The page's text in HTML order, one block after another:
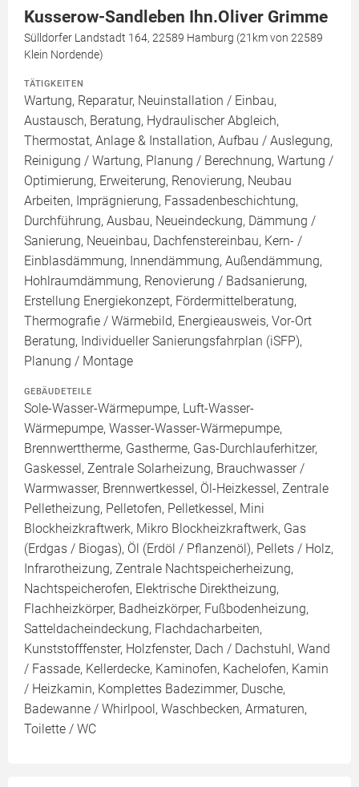
Kusserow-Sandleben Ihn.Oliver Grimme
Sülldorfer Landstadt 164, 22589 Hamburg (21km von 22589
Klein Nordende)
TÄTIGKEITEN
Wartung, Reparatur, Neuinstallation / Einbau,
Austausch, Beratung, Hydraulischer Abgleich,
Thermostat, Anlage & Installation, Aufbau / Auslegung,
Reinigung / Wartung, Planung / Berechnung, Wartung /
Optimierung, Erweiterung, Renovierung, Neubau
Arbeiten, Imprägnierung, Fassadenbeschichtung,
Durchführung, Ausbau, Neueindeckung, Dämmung /
Sanierung, Neueinbau, Dachfenstereinbau, Kern- /
Einblasdämmung, Innendämmung, Außendämmung,
Hohlraumdämmung, Renovierung / Badsanierung,
Erstellung Energiekonzept, Fördermittelberatung,
Thermografie / Wärmebild, Energieausweis, Vor-Ort
Beratung, Individueller Sanierungsfahrplan (iSFP),
Planung / Montage
GEBÄUDETEILE
Sole-Wasser-Wärmepumpe, Luft-Wasser-
Wärmepumpe, Wasser-Wasser-Wärmepumpe,
Brennwerttherme, Gastherme, Gas-Durchlauferhitzer,
Gaskessel, Zentrale Solarheizung, Brauchwasser /
Warmwasser, Brennwertkessel, Öl-Heizkessel, Zentrale
Pelletheizung, Pelletofen, Pelletkessel, Mini
Blockheizkraftwerk, Mikro Blockheizkraftwerk, Gas
(Erdgas / Biogas), Öl (Erdöl / Pflanzenöl), Pellets / Holz,
Infrarotheizung, Zentrale Nachtspeicherheizung,
Nachtspeicherofen, Elektrische Direktheizung,
Flachheizkörper, Badheizkörper, Fußbodenheizung,
Satteldacheindeckung, Flachdacharbeiten,
Kunststofffenster, Holzfenster, Dach / Dachstuhl, Wand
/ Fassade, Kellerdecke, Kaminofen, Kachelofen, Kamin
/ Heizkamin, Komplettes Badezimmer, Dusche,
Badewanne / Whirlpool, Waschbecken, Armaturen,
Toilette / WC